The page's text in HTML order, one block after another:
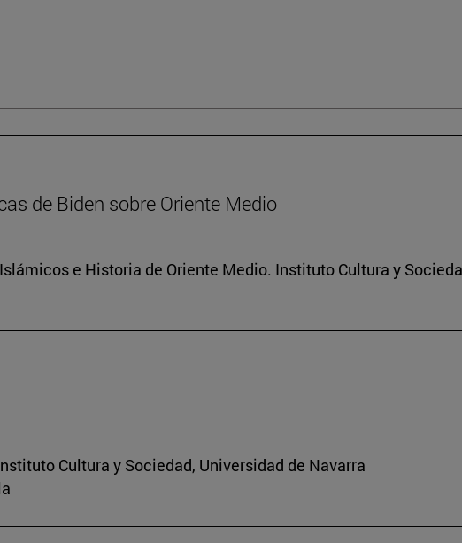
de Biden sobre Oriente Medio
e Historia de Oriente Medio. Instituto Cultura y
Cultura y Sociedad, Universidad de Navarra